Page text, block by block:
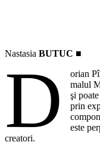
Nastasia BUTUC ■
D
orian
malul
şi
prin
este
creatori.